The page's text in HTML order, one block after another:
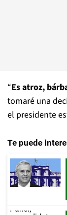
“Es atroz,
tomaré una
el presidente
Te puede